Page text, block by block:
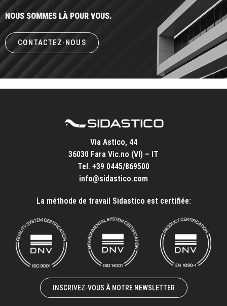
NOUS SOMMES LÀ POUR VOUS.
CONTACTEZ-NOUS
Via Astico, 44
36030 Fara Vic.no (VI) – IT
Tel. +39 0445/869500
info@sidastico.com
La méthode de travail Sidastico est certifiée:
INSCRIVEZ-VOUS À NOTRE NEWSLETTER